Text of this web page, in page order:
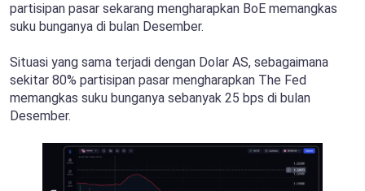
partisipan pasar sekarang mengharapkan BoE memangkas
suku bunganya di bulan Desember.
Situasi yang sama terjadi dengan Dolar AS, sebagaimana
sekitar 80% partisipan pasar mengharapkan The Fed
memangkas suku bunganya sebanyak 25 bps di bulan
Desember.